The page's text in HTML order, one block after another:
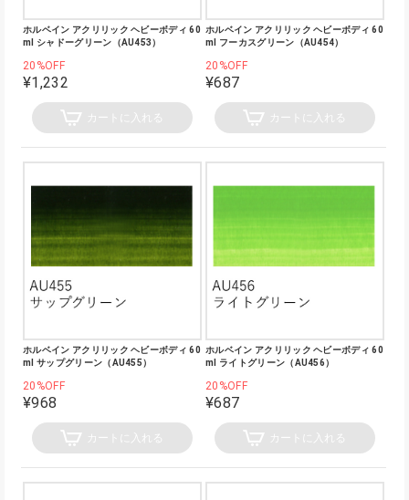
ホルベイン アクリリック ヘビーボディ 60
ml シャドーグリーン（AU453）
20%OFF
¥1,232
カートに入れる
ホルベイン アクリリック ヘビーボディ 60
ml フーカスグリーン（AU454）
20%OFF
¥687
カートに入れる
ホルベイン アクリリック ヘビーボディ 60
ml サップグリーン（AU455）
20%OFF
¥968
カートに入れる
ホルベイン アクリリック ヘビーボディ 60
ml ライトグリーン（AU456）
20%OFF
¥687
カートに入れる